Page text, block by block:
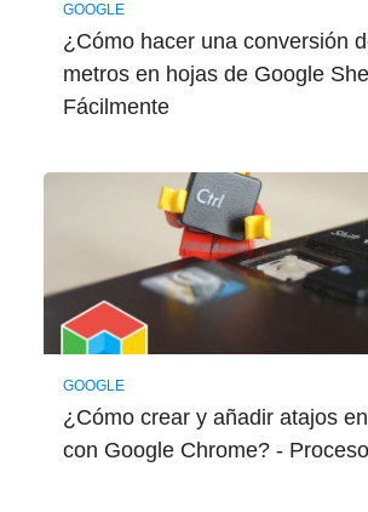
GOOGLE
¿Cómo hacer una conversión
metros en hojas de Google
Fácilmente
GOOGLE
¿Cómo crear y añadir atajos
con Google Chrome? -